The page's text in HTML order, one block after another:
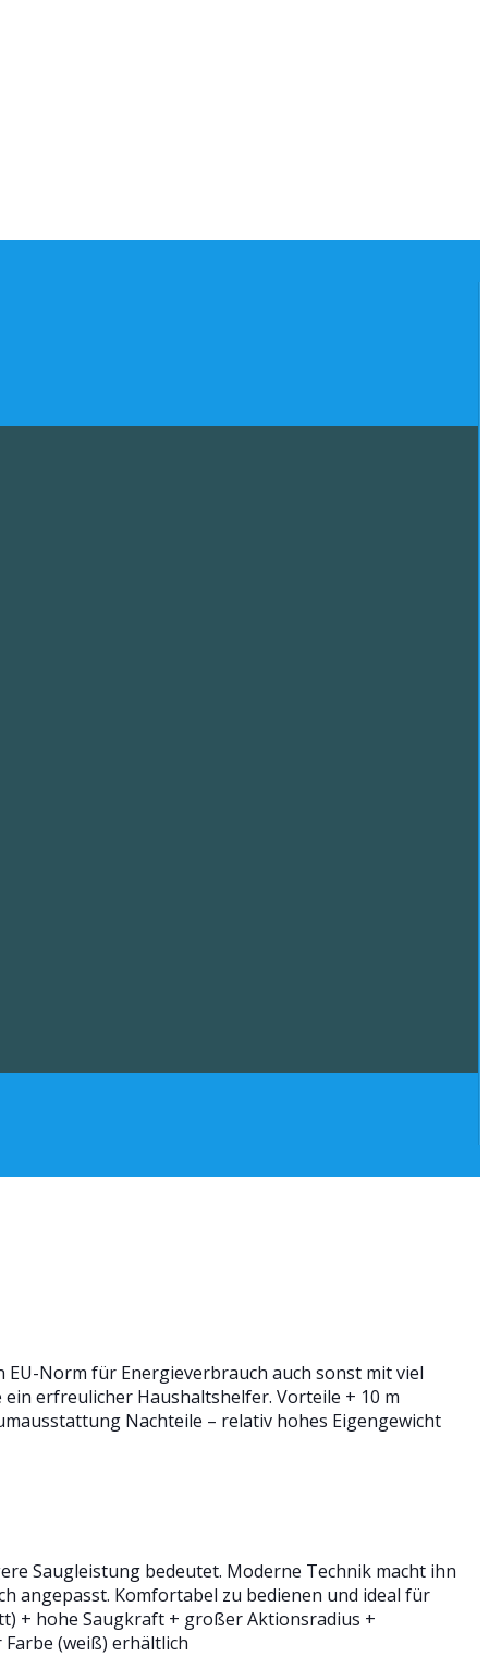
EU-Norm für Energieverbrauch auch sonst mit viel
erfreulicher Haushaltshelfer. Vorteile + 10 m
Nachteile – relativ hohes Eigengewicht
Saugleistung bedeutet. Moderne Technik macht ihn
angepasst. Komfortabel zu bedienen und ideal für
+ hohe Saugkraft + großer Aktionsradius +
(weiß) erhältlich